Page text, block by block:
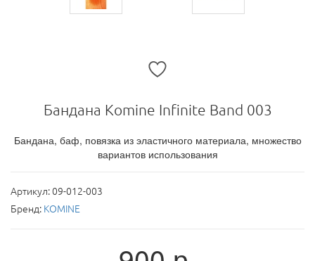
Бандана Komine Infinite Band 003
Бандана, баф, повязка из эластичного материала, множество
вариантов использования
Артикул:09-012-003
Бренд: KOMINE